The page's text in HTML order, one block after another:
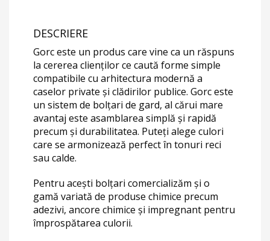
DESCRIERE
Gorc este un produs care vine ca un răspuns
la cererea clienților ce caută forme simple
compatibile cu arhitectura modernă a
caselor private și clădirilor publice. Gorc este
un sistem de bolțari de gard, al cărui mare
avantaj este asamblarea simplă și rapidă
precum și durabilitatea. Puteți alege culori
care se armonizează perfect în tonuri reci
sau calde.
Pentru acești bolțari comercializăm și o
gamă variată de produse chimice precum
adezivi, ancore chimice și impregnant pentru
împrospătarea culorii.